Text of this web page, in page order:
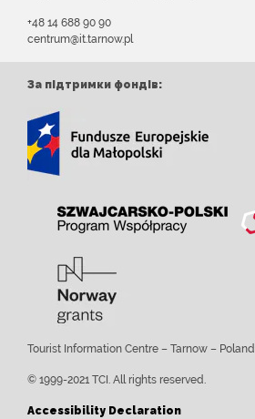
+48 14 688 90 90
centrum@it.tarnow.pl
За підтримки фондів:
Tourist Information Centre – Tarnow – Poland
© 1999-2021 TCI. All rights reserved.
Accessibility Declaration